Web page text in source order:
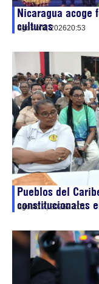
Nicaragua acoge
culturas
agosto 8, 202620:53
Pueblos del
constitucionales
agosto 7, 202623:01